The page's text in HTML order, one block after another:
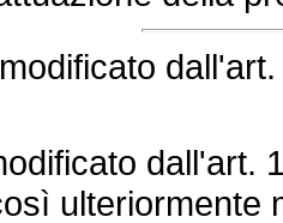
dall'art.
ulteriormente